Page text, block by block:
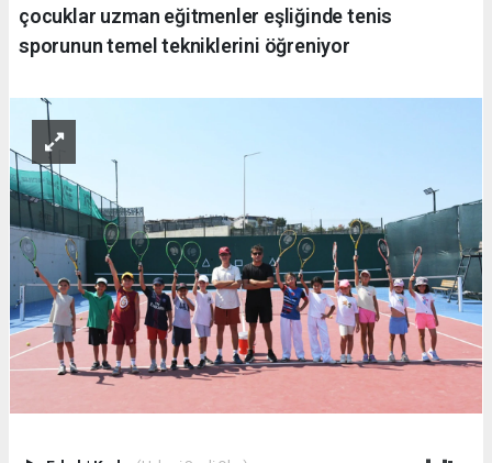
çocuklar uzman eğitmenler eşliğinde tenis
sporunun temel tekniklerini öğreniyor